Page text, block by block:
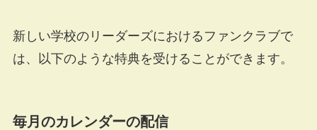
新しい学校のリーダーズにおけるファンクラブで
は、以下のような特典を受けることができます。
毎月のカレンダーの配信